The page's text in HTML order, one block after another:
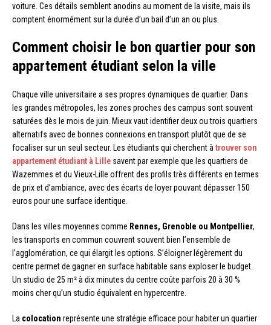
voiture. Ces détails semblent anodins au moment de la visite, mais ils
comptent énormément sur la durée d’un bail d’un an ou plus.
Comment choisir le bon quartier pour son
appartement étudiant selon la ville
Chaque ville universitaire a ses propres dynamiques de quartier. Dans
les grandes métropoles, les zones proches des campus sont souvent
saturées dès le mois de juin. Mieux vaut identifier deux ou trois quartiers
alternatifs avec de bonnes connexions en transport plutôt que de se
focaliser sur un seul secteur. Les étudiants qui cherchent à trouver son
appartement étudiant à Lille savent par exemple que les quartiers de
Wazemmes et du Vieux-Lille offrent des profils très différents en termes
de prix et d’ambiance, avec des écarts de loyer pouvant dépasser 150
euros pour une surface identique.
Dans les villes moyennes comme Rennes, Grenoble ou Montpellier,
les transports en commun couvrent souvent bien l’ensemble de
l’agglomération, ce qui élargit les options. S’éloigner légèrement du
centre permet de gagner en surface habitable sans exploser le budget.
Un studio de 25 m² à dix minutes du centre coûte parfois 20 à 30 %
moins cher qu’un studio équivalent en hypercentre.
La colocation représente une stratégie efficace pour habiter un quartier